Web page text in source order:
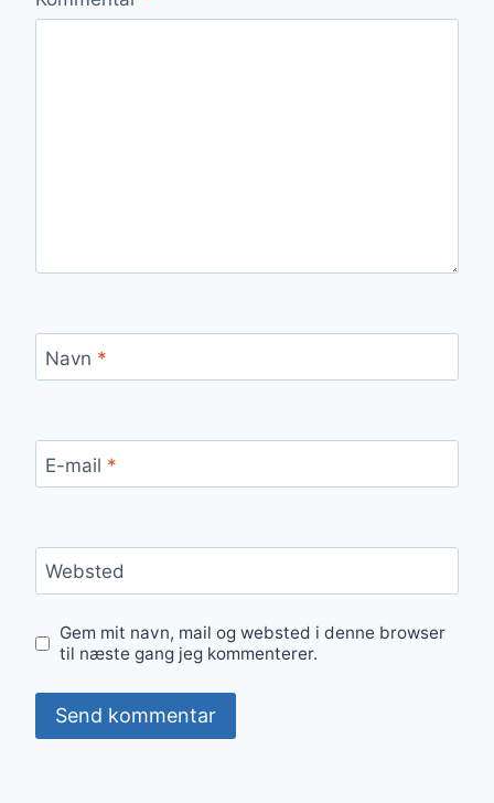
Navn *
E-mail *
Websted
Gem mit navn, mail og websted i denne browser
til næste gang jeg kommenterer.